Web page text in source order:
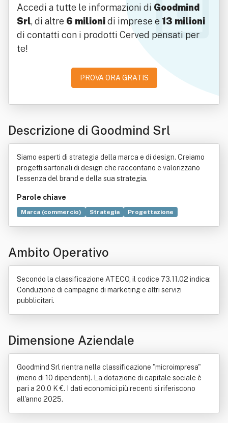
Accedi a tutte le informazioni di Goodmind
Srl, di altre 6 milionidi imprese e 13 milioni
di contatti con i prodotti Cerved pensati per
te!
PROVA ORA GRATIS
Descrizione di Goodmind Srl
Siamo esperti di strategia della marca e di design. Creiamo
progetti sartoriali di design che raccontano e valorizzano
l’essenza del brand e della sua strategia.
Parole chiave
Marca (commercio) Strategia
Progettazione
Contratto
Fotografia Imballaggio
Motivazione (psicologia)
Ambito Operativo
Secondo la classificazione ATECO, il codice 73.11.02 indica:
Conduzione di campagne di marketing e altri servizi
pubblicitari.
Dimensione Aziendale
Goodmind Srl rientra nella classificazione "microimpresa"
(meno di 10 dipendenti). La dotazione di capitale sociale è
pari a 20.0 K €. I dati economici più recenti si riferiscono
all'anno 2025.